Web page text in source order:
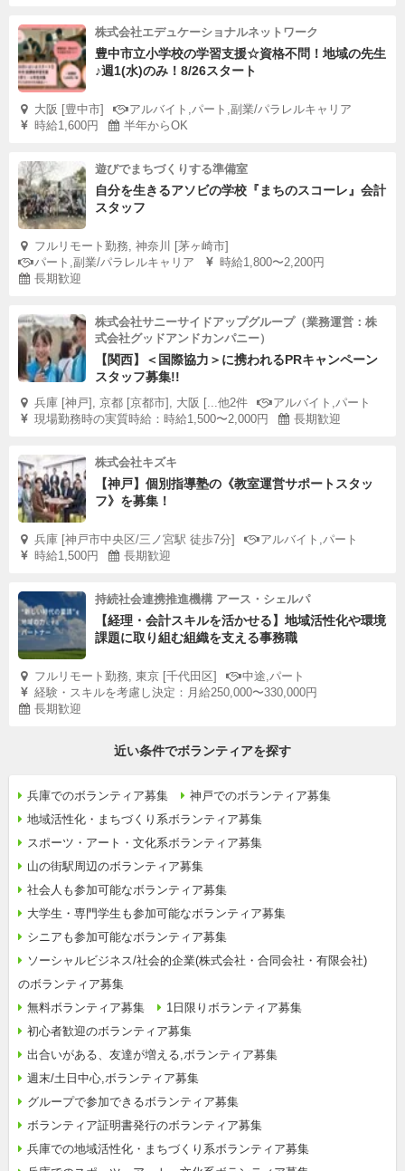
株式会社エデュケーショナルネットワーク
豊中市立小学校の学習支援☆資格不問！地域の先生
♪週1(水)のみ！8/26スタート
大阪 [豊中市]
アルバイト,パート,副業/パラレルキャリア
時給1,600円
半年からOK
遊びでまちづくりする準備室
自分を生きるアソビの学校『まちのスコーレ』会計
スタッフ
フルリモート勤務, 神奈川 [茅ヶ崎市]
パート,副業/パラレルキャリア
時給1,800〜2,200円
長期歓迎
株式会社サニーサイドアップグループ（業務運営：株
式会社グッドアンドカンパニー）
【関西】＜国際協力＞に携われるPRキャンペーン
スタッフ募集!!
兵庫 [神戸], 京都 [京都市], 大阪 [...他2件
アルバイト,パート
現場勤務時の実質時給：時給1,500〜2,000円
長期歓迎
株式会社キズキ
【神戸】個別指導塾の《教室運営サポートスタッ
フ》を募集！
兵庫 [神戸市中央区/三ノ宮駅 徒歩7分]
アルバイト,パート
時給1,500円
長期歓迎
持続社会連携推進機構 アース・シェルパ
【経理・会計スキルを活かせる】地域活性化や環境
課題に取り組む組織を支える事務職
フルリモート勤務, 東京 [千代田区]
中途,パート
経験・スキルを考慮し決定：月給250,000〜330,000円
長期歓迎
近い条件でボランティアを探す
兵庫でのボランティア募集
神戸でのボランティア募集
地域活性化・まちづくり系ボランティア募集
スポーツ・アート・文化系ボランティア募集
山の街駅周辺のボランティア募集
社会人も参加可能なボランティア募集
大学生・専門学生も参加可能なボランティア募集
シニアも参加可能なボランティア募集
ソーシャルビジネス/社会的企業(株式会社・合同会社・有限会社)
のボランティア募集
無料ボランティア募集
1日限りボランティア募集
初心者歓迎のボランティア募集
出合いがある、友達が増える,ボランティア募集
週末/土日中心,ボランティア募集
グループで参加できるボランティア募集
ボランティア証明書発行のボランティア募集
兵庫での地域活性化・まちづくり系ボランティア募集